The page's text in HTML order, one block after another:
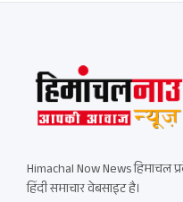
Himachal Now News हिमाचल
हिंदी समाचार वेबसाइट है।